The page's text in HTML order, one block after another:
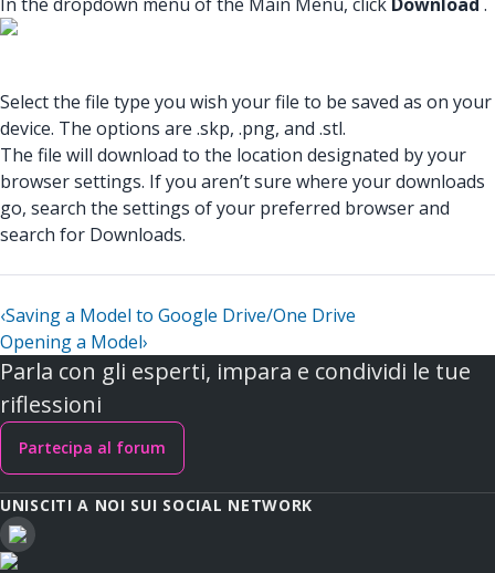
Select the file type you wish your file to be saved as on your
device. The options are .skp, .png, and .stl.
The file will download to the location designated by your
browser settings. If you aren’t sure where your downloads
go, search the settings of your preferred browser and
search for Downloads.
‹Saving a Model to Google Drive/One Drive
Opening a Model›
Parla con gli esperti, impara e condividi le tue
riflessioni
Partecipa al forum
UNISCITI A NOI SUI SOCIAL NETWORK